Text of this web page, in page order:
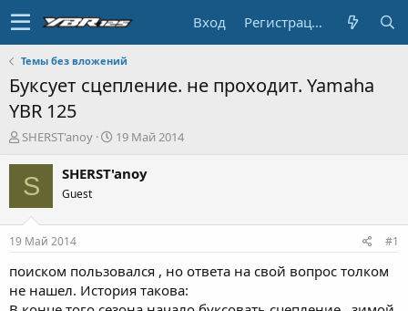
Вход Регистрация
Темы без вложений
Буксует сцепление. не проходит. Yamaha
YBR 125
А
т
о
е
м
ы
SHERST'anoy
Д
т
л
19 Май 2014
S SHERST'anoy
Guest
19 Май 2014 #1
поиском пользовался , но ответа на свой вопрос толком
не нашел. История такова: